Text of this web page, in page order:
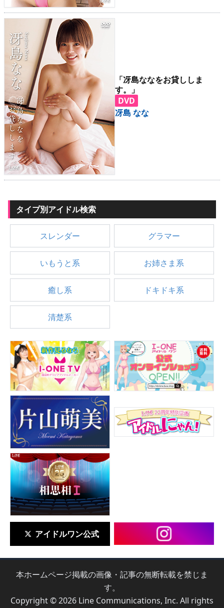
「冴島ななをお貸ししま
す。」
DVD
冴島 なな
タイプ別アイドル検索
スレンダー グラマー
いもうと系 お姉さま系
癒し系 ドキドキ系
清楚系
アイドルワン公式
本ホームページ掲載の画像・記事の無断転載を禁じま
す。
Copyright © 2026 Line Communications, Inc. All rights